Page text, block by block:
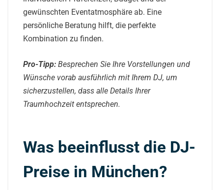
gewünschten Eventatmosphäre ab. Eine
persönliche Beratung hilft, die perfekte
Kombination zu finden.
Pro-Tipp: Besprechen Sie Ihre Vorstellungen und
Wünsche vorab ausführlich mit Ihrem DJ, um
sicherzustellen, dass alle Details Ihrer
Traumhochzeit entsprechen.
Was beeinflusst die DJ-
Preise in München?